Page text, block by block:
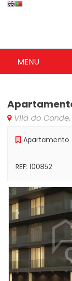
Vila do
Apartamento
REF: 100852